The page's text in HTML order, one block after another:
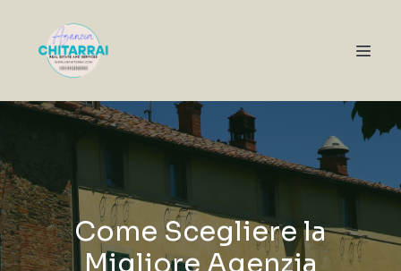
Come Scegliere la
Migliore Agenzia